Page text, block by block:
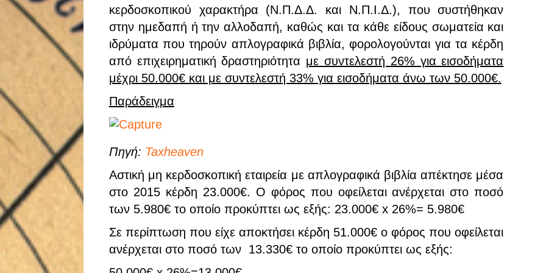
κερδοσκοπικού χαρακτήρα (Ν.Π.Δ.Δ. και Ν.Π.Ι.Δ.), που συστήθηκαν
στην ημεδαπή ή την αλλοδαπή, καθώς και τα κάθε είδους σωματεία και
ιδρύματα που τηρούν απλογραφικά βιβλία, φορολογούνται για τα κέρδη
από επιχειρηματική δραστηριότητα με συντελεστή 26% για εισοδήματα
μέχρι 50.000€ και με συντελεστή 33% για εισοδήματα άνω των 50.000€.
Παράδειγμα
Πηγή: Taxheaven
Αστική μη κερδοσκοπική εταιρεία με απλογραφικά βιβλία απέκτησε μέσα
στο 2015 κέρδη 23.000€. Ο φόρος που οφείλεται ανέρχεται στο ποσό
των 5.980€ το οποίο προκύπτει ως εξής: 23.000€ x 26%= 5.980€
Σε περίπτωση που είχε αποκτήσει κέρδη 51.000€ ο φόρος που οφείλεται
ανέρχεται στο ποσό των 13.330€ το οποίο προκύπτει ως εξής: